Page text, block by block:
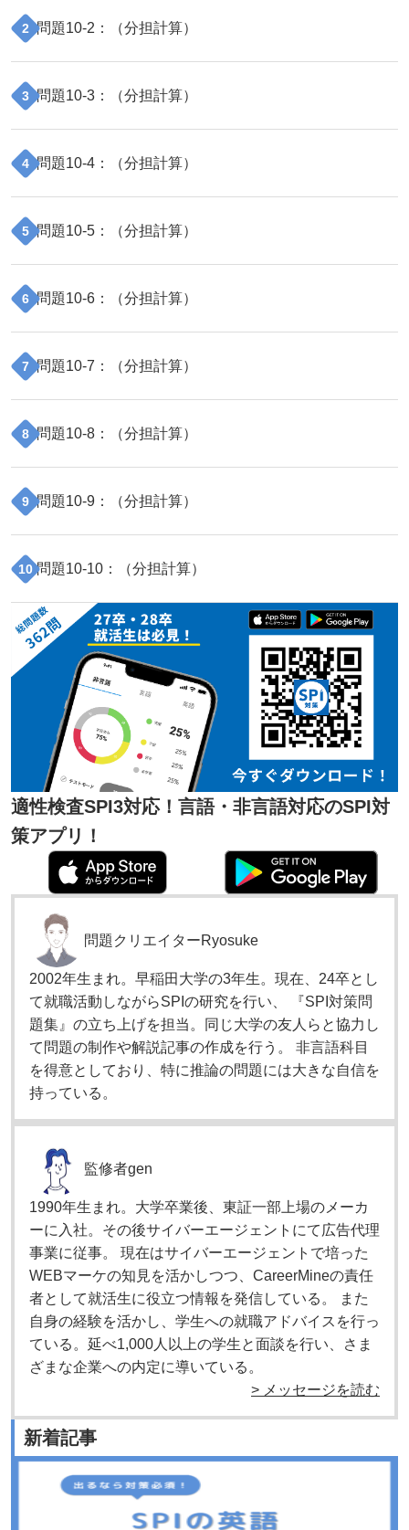
2 問題10-2 ：（分担計算）
3 問題10-3 ：（分担計算）
4 問題10-4 ：（分担計算）
5 問題10-5 ：（分担計算）
6 問題10-6 ：（分担計算）
7 問題10-7 ：（分担計算）
8 問題10-8 ：（分担計算）
9 問題10-9 ：（分担計算）
10 問題10-10 ：（分担計算）
適性検査SPI3対応！言語・非言語対応のSPI対
策アプリ！
問題クリエイターRyosuke
2002年生まれ。早稲田大学の3年生。現在、24卒とし
て就職活動しながらSPIの研究を行い、 『SPI対策問
題集』の立ち上げを担当。同じ大学の友人らと協力し
て問題の制作や解説記事の作成を行う。 非言語科目
を得意としており、特に推論の問題には大きな自信を
持っている。
監修者gen
1990年生まれ。大学卒業後、東証一部上場のメーカ
ーに入社。その後サイバーエージェントにて広告代理
事業に従事。 現在はサイバーエージェントで培った
WEBマーケの知見を活かしつつ、CareerMineの責任
者として就活生に役立つ情報を発信している。 また
自身の経験を活かし、学生への就職アドバイスを行っ
ている。延べ1,000人以上の学生と面談を行い、さま
ざまな企業への内定に導いている。
> メッセージを読む
新着記事